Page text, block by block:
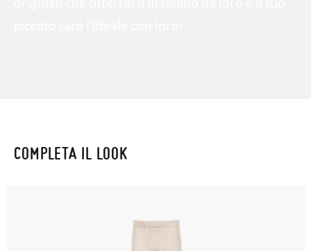
COMPLETA IL LOOK